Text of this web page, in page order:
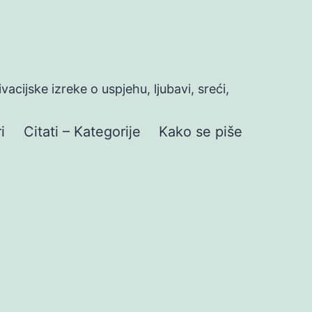
izreke o uspjehu, ljubavi, sreći,
Citati – Kategorije Kako se piše